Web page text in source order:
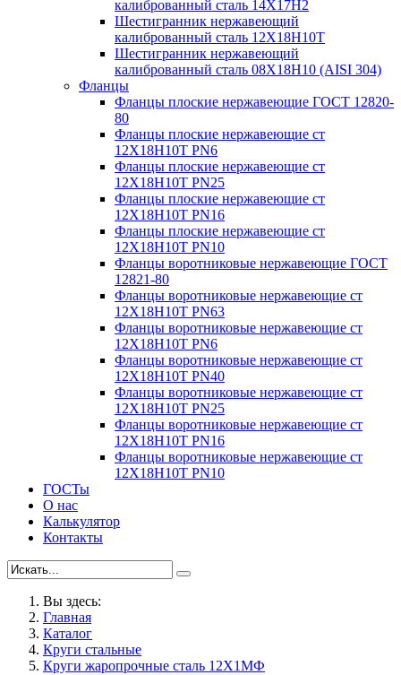
калиброванный сталь 14Х17Н2
Шестигранник нержавеющий
калиброванный сталь 12Х18Н10Т
Шестигранник нержавеющий
калиброванный сталь 08Х18Н10 (AISI 304)
Фланцы
Фланцы плоские нержавеющие ГОСТ 12820-
80
Фланцы плоские нержавеющие ст
12Х18Н10Т PN6
Фланцы плоские нержавеющие ст
12Х18Н10Т PN25
Фланцы плоские нержавеющие ст
12Х18Н10Т PN16
Фланцы плоские нержавеющие ст
12Х18Н10Т PN10
Фланцы воротниковые нержавеющие ГОСТ
12821-80
Фланцы воротниковые нержавеющие ст
12Х18Н10Т PN63
Фланцы воротниковые нержавеющие ст
12Х18Н10Т PN6
Фланцы воротниковые нержавеющие ст
12Х18Н10Т PN40
Фланцы воротниковые нержавеющие ст
12Х18Н10Т PN25
Фланцы воротниковые нержавеющие ст
12Х18Н10Т PN16
Фланцы воротниковые нержавеющие ст
12Х18Н10Т PN10
ГОСТы
О нас
Калькулятор
Контакты
Вы здесь:
Главная
Каталог
Круги стальные
Круги жаропрочные сталь 12Х1МФ